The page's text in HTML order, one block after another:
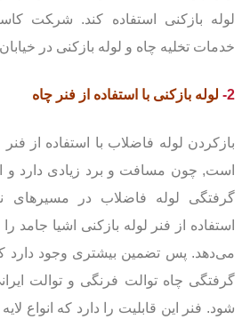
لوله بازکنی استفاده کند. شر‍‍‍‍‍‍‍‍کت
خدمات تخلیه چاه و لوله بازکنی در
2- لوله بازکنی با استفاده از فنر چاه
بازکردن لوله فاضلاب با استفاده از
است, چون مسافت و برد زیادی دارد و
گرفتگی لوله فاضلاب در مسیرهای
استفاده از فنر لوله بازکنی اشیا جامد
می‌دهد. پس تضمین بیشتری وجود دارد
گرفتگی چاه توالت فرنگی و توالت
شود. فنر این قابلیت را دارد که انواع